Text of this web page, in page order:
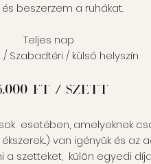
beszerzem a ruhákat.
nap
/ külső helyszín
.000 Ft / szett
esetében, amelyeknek
van igényük és az
a szetteket, külön egyedi